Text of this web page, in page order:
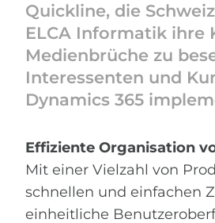
Quickline, die
ELCA Informatik ihre
Medienbrüche zu
Interessenten und
Dynamics 365
Effiziente Organisation
Mit einer Vielzahl von
schnellen und einfachen
einheitliche